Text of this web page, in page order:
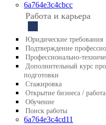
6a764e3c4cbcc
Работа и карьера
Юридические требования
Подтверждение
Профессионально-
Дополнительный курс
подготовки
Стажировка
Открытие бизнеса /
Обучение
Поиск работы
6a764e3c4cd11